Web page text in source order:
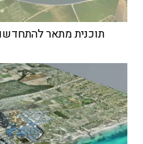
תוכנית מתאר